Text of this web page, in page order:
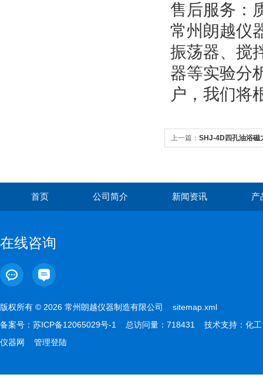
售后服务：
常州朗越仪
振荡器、搅
器等实验分
户，我们将
上一篇： SHJ-4D四孔油浴磁
首页 公司简介 新闻资讯 产
在线咨询
版权所有 © 2026 常州朗越仪器制造有限公司 sitemap.xml
备案号： 苏ICP备12065029号-1 总访问量：718431 技术支持： 化工
仪器网
管理登陆